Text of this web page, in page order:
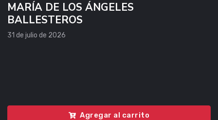
MARÍA DE LOS ÁNGELES
BALLESTEROS
31 de julio de 2026
Agregar al carrito